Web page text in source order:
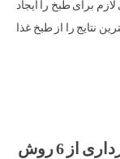
برای طبخ را ایجاد
نتایج را از طبخ غذا
فر مایکروویو 45 لیتری بوش با برخورداری از 6 روش